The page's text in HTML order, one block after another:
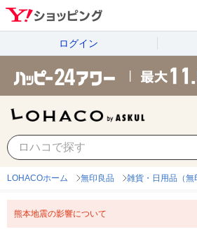
ログイン
LOHACOホーム 無印良品 雑貨・日用品（無
熊本地震の影響について